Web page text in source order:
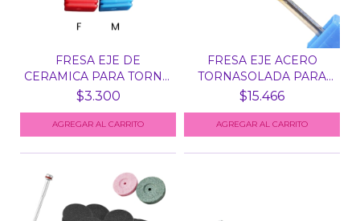
FRESA EJE DE
CERAMICA PARA TORNO
N° 9 -...
$3.300
AGREGAR AL CARRITO
FRESA EJE ACERO
TORNASOLADA PARA
TORNO M...
$15.466